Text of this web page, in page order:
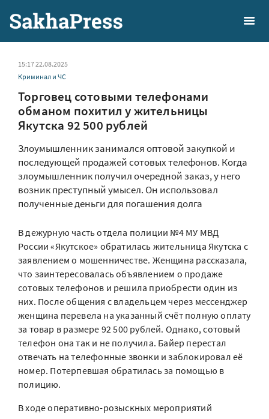
15:17 22.08.2025
Криминал и ЧС
Торговец сотовыми телефонами
обманом похитил у жительницы
Якутска 92 500 рублей
Злоумышленник занимался оптовой закупкой и
последующей продажей сотовых телефонов. Когда
злоумышленник получил очередной заказ, у него
возник преступный умысел. Он использовал
полученные деньги для погашения долга
В дежурную часть отдела полиции №4 МУ МВД
России «Якутское» обратилась жительница Якутска с
заявлением о мошенничестве. Женщина рассказала,
что заинтересовалась объявлением о продаже
сотовых телефонов и решила приобрести один из
них. После общения с владельцем через мессенджер
женщина перевела на указанный счёт полную оплату
за товар в размере 92 500 рублей. Однако, сотовый
телефон она так и не получила. Байер перестал
отвечать на телефонные звонки и заблокировал её
номер. Потерпевшая обратилась за помощью в
полицию.
В ходе оперативно-розыскных мероприятий